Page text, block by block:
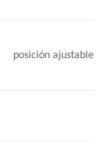
posición ajustable